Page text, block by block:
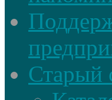
Старый